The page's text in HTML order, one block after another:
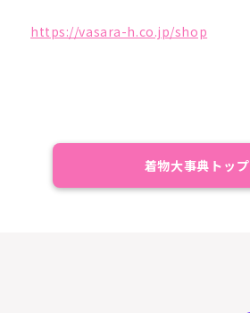
https://vasara-h.co.jp/shop
着物大事典トップ